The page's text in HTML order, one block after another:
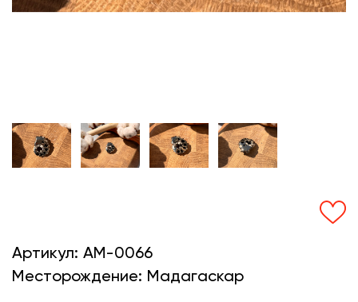
Артикул: AM-0066
Месторождение: Мадагаскар